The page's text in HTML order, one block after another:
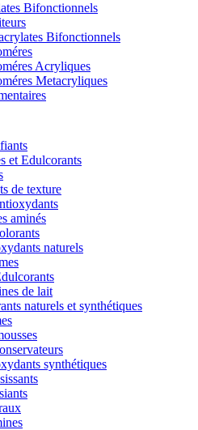
Bifonctionnels
Bifonctionnels
Acryliques
Metacryliques
et Edulcorants
de texture
aminés
naturels
de lait
naturels et synthétiques
synthétiques